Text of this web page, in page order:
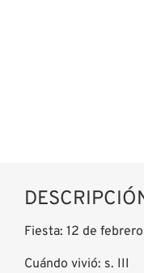
Fiesta: 12 de febrero
Cuándo vivió: s. III